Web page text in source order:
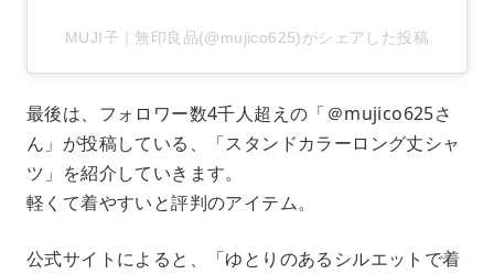
MUJI子｜無印良品(@mujico625)がシェアした投稿
最後は、フォロワー数4千人超えの「＠mujico625さ
ん」が投稿している、「スタンドカラーロング丈シャ
ツ」を紹介していきます。
軽くて着やすいと評判のアイテム。
公式サイトによると、「ゆとりのあるシルエットで着